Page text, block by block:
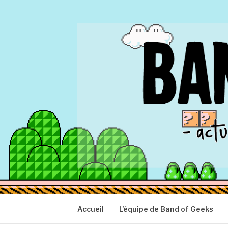
BAND OF
Actu Geek d'hier et d'aujourd'hui
Accueil L’équipe de Band of Geeks